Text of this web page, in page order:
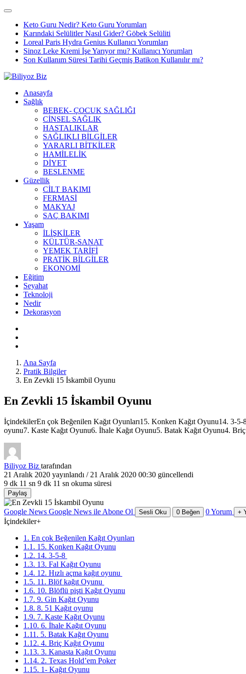
Keto Guru Nedir? Keto Guru Yorumları
Karındaki Selülitler Nasıl Gider? Göbek Selüliti
Loreal Paris Hydra Genius Kullanıcı Yorumları
Sinoz Leke Kremi İşe Yarıyor mu? Kullanıcı Yorumları
Son Kullanım Süresi Tarihi Geçmiş Batikon Kullanılır mı?
Anasayfa
Sağlık
BEBEK- ÇOCUK SAĞLIĞI
CİNSEL SAĞLIK
HASTALIKLAR
SAĞLIKLI BİLGİLER
YARARLI BİTKİLER
HAMİLELİK
DİYET
BESLENME
Güzellik
CİLT BAKIMI
FERMASİ
MAKYAJ
SAÇ BAKIMI
Yaşam
İLİŞKİLER
KÜLTÜR-SANAT
YEMEK TARİFİ
PRATİK BİLGİLER
EKONOMİ
Eğitim
Seyahat
Teknoloji
Nedir
Dekorasyon
Ana Sayfa
Pratik Bilgiler
En Zevkli 15 İskambil Oyunu
En Zevkli 15 İskambil Oyunu
İçindekilerEn çok Beğenilen Kağıt Oyunları15. Konken Kağıt Oyunu14. 3-
oyunu7. Kaste Kağıt Oyunu6. İhale Kağıt Oyunu5. Batak Kağıt Oyunu4.
Biliyoz Biz tarafından
21 Aralık 2020 yayınlandı / 21 Aralık 2020 00:30 güncellendi
9 dk 11 sn 9 dk 11 sn okuma süresi
Paylaş
Google News Google News ile Abone Ol Sesli Oku 0 Beğen 0Yorum +
İçindekiler+
1. En çok Beğenilen Kağıt Oyunları
1.1. 15. Konken Kağıt Oyunu
1.2. 14. 3-5-8
1.3. 13. Fal Kağıt Oyunu
1.4. 12. Hızlı açma kağıt oyunu
1.5. 11. Blöf kağıt Oyunu
1.6. 10. Blöflü pişti Kağıt Oyunu
1.7. 9. Gin Kağıt Oyunu
1.8. 8. 51 Kağıt oyunu
1.9. 7. Kaste Kağıt Oyunu
1.10. 6. İhale Kağıt Oyunu
1.11. 5. Batak Kağıt Oyunu
1.12. 4. Briç Kağıt Oyunu
1.13. 3. Kanasta Kağıt Oyunu
1.14. 2. Texas Hold’em Poker
1.15. 1- Kağıt Oyunu